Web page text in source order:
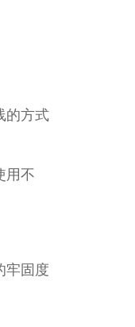
的方式
用不
牢固度